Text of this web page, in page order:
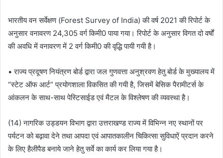
भारतीय वन सर्वेक्षण (Forest Survey of India) की वर्ष 2021 की रिपोर्ट के
अनुसार वनावरण 24,305 वर्ग किमी0 पाया गया। रिपोर्ट के अनुसार विगत दो वर्षों
की अवधि में वनावरण में 2 वर्ग किमी0 की वृद्धि पायी गयी है।
• राज्य प्रदूषण नियंत्रण बोर्ड द्वारा जल गुणवत्ता अनुश्रवण हेतु बोर्ड के मुख्यालय में
“स्टेट ऑफ आर्ट” प्रयोगशाला विकसित की गयी है, जिसमें बेसिक पैरामीटर्स के
आंकलन के साथ-साथ पेस्टिसाईड एवं मैटल के विश्लेषण की व्यवस्था है।
(14) नागरिक उड्डयन विभाग द्वारा उत्तराखण्ड राज्य में विभिन्न नए स्थानों पर
पर्यटन को बढ़ावा देने तथा आपदा एवं आपातकालीन चिकित्सा सुविधाऐं प्रदान करने
के लिए हैलीपैड बनाये जाने हेतु सर्वे का कार्य कर लिया गया है।